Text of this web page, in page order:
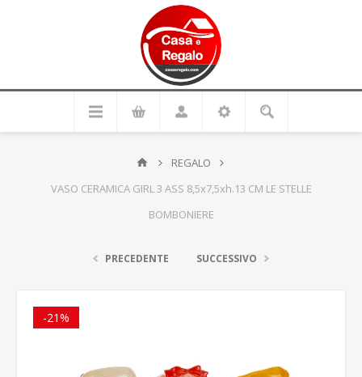
REGALO
VASO CERAMICA GIRL 3 ASS 8,5x7,5xh.13 CM LE STELLE
BOMBONIERE
PRECEDENTE SUCCESSIVO
-21%